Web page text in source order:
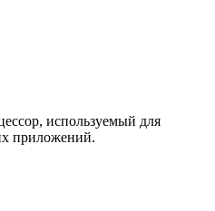
используемый для
приложений.